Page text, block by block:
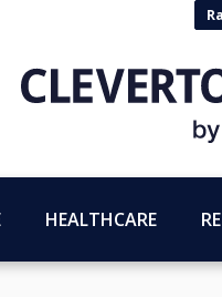
HEALTHCARE